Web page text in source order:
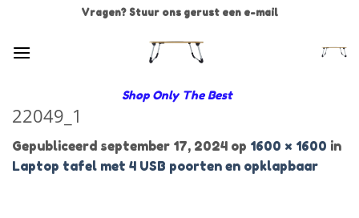
inhoud
Vragen? Stuur ons gerust een e-mail
Shop Only The Best
22049_1
Gepubliceerd september 17, 2024 op 1600 × 1600 in
Laptop tafel met 4 USB poorten en opklapbaar